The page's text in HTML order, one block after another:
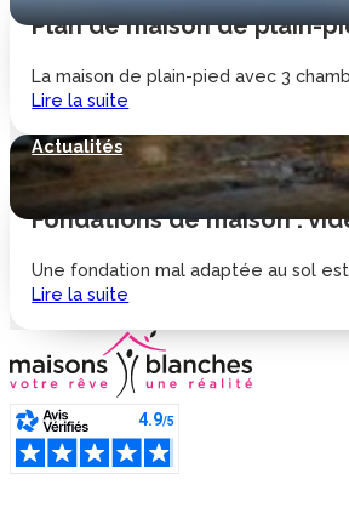
Plan de maison de plain-
La maison de plain-pied avec 3
Lire la suite
Actualités
Fondations de maison :
Une fondation mal adaptée au sol
Lire la suite